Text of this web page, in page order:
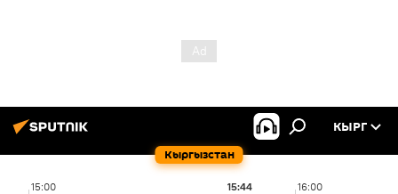
Кыргызстан
КЫРГ
15:00 16:00
15:44